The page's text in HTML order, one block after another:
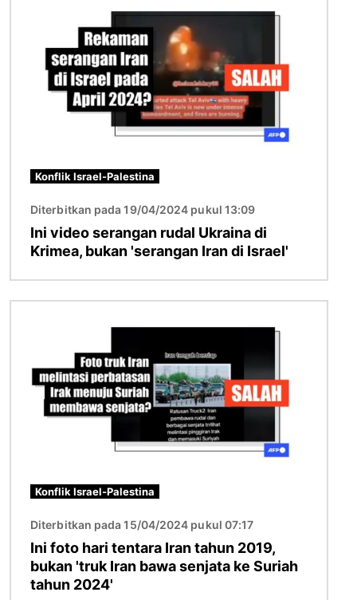
Konflik Israel-Palestina
Diterbitkan pada 19/04/2024 pukul 13:09
Ini video serangan rudal Ukraina di
Krimea, bukan 'serangan Iran di Israel'
Konflik Israel-Palestina
Diterbitkan pada 15/04/2024 pukul 07:17
Ini foto hari tentara Iran tahun 2019,
bukan 'truk Iran bawa senjata ke Suriah
tahun 2024'